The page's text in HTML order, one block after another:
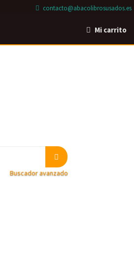
contacto@abacolibrosusados.es
Mi carrito
Buscador avanzado